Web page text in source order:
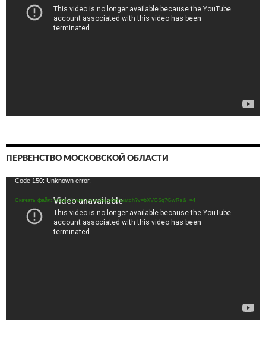
ПЕРВЕНСТВО МОСКОВСКОЙ ОБЛАСТИ
Видеоплеер
Code 150: Unknown error.
Скачать файл: https://www.youtube.com/watch?v=bXVGSq7GwRs&_=4